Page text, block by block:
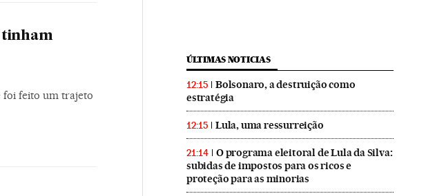
tinham
foi feito um trajeto
ÚLTIMAS NOTICIAS
12:15
Bolsonaro, a destruição como
estratégia
12:15 Lula, uma ressurreição
21:14
O programa eleitoral de Lula da Silva:
subidas de impostos para os ricos e
proteção para as minorias